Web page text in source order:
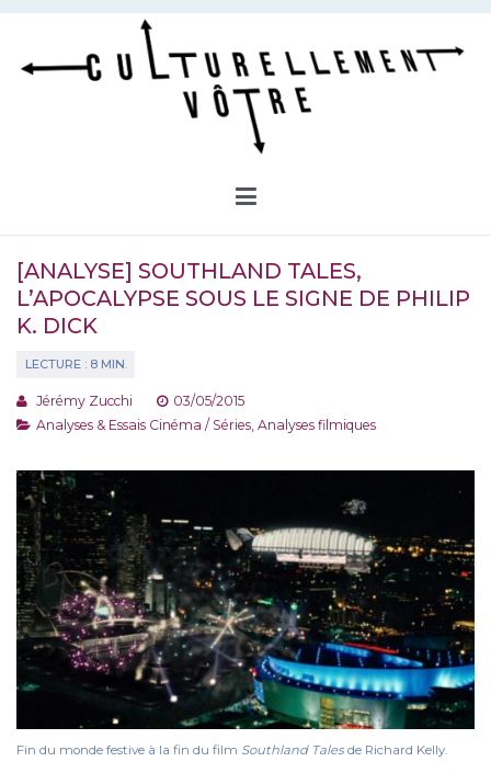
Aller
contenu
[ANALYSE] SOUTHLAND TALES,
L’APOCALYPSE SOUS LE SIGNE DE PHILIP
K. DICK
Jérémy Zucchi
03/05/2015
Analyses & Essais Cinéma / Séries Analyses filmiques
Fin du monde festive à la fin du film Southland Talesde Richard Kelly.